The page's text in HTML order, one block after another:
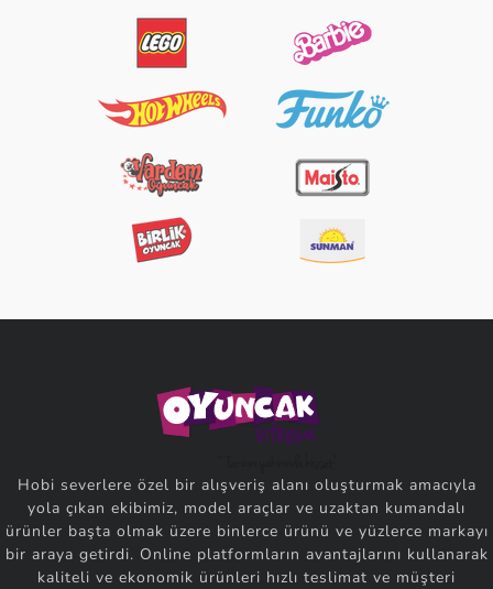
Hobi severlere özel bir alışveriş alanı oluşturmak amacıyla
yola çıkan ekibimiz, model araçlar ve uzaktan kumandalı
ürünler başta olmak üzere binlerce ürünü ve yüzlerce markayı
bir araya getirdi. Online platformların avantajlarını kullanarak
kaliteli ve ekonomik ürünleri hızlı teslimat ve müşteri